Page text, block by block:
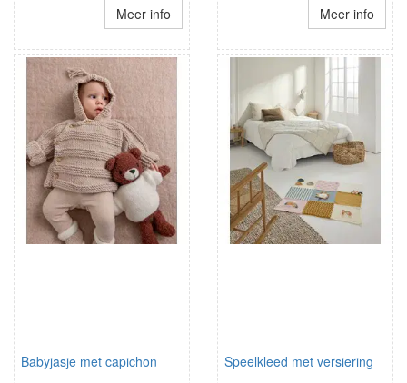
Meer info Meer info
Babyjasje met capichon Speelkleed met versiering